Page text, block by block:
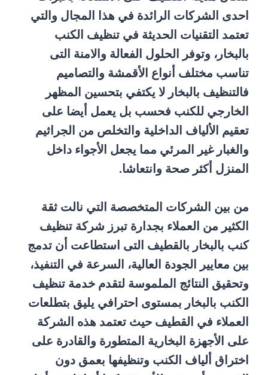
احدى الشركات الرائدة في هذا المجال والتي
تعتمد التقنيات الحديثة في تنظيف الكنب
بالبخار، وتوفر الحلول الفعالة والامنة التى
تناسب مختلف أنواع الأقمشة والتصاميم
فالتنظيف بالبخار لا يكتفي بتحسين المظهر
الخارجي للكنب فحسب بل يعمل أيضا على
تعقيم الألياف الداخلية والتخلص من الجراثيم
والغبار غير المرئي مما يجعل الأجواء داخل
المنزل أكثر صحة وانتعاشا.
من بين الشركات المتخصصة التي نالت ثقة
الكثير من العملاء بجدارة تبرز شركة تنظيف
كنب بالبخار بالقطيف التى استطاعت أن تدمج
بين معايير الجودة العالية، السرعة في التنفيذ،
وتحقيق النتائج الملموسة لتقدم خدمة تنظيف
الكنب بالبخار بمستوى احترافي يليق بتطلعات
العملاء في القطيف حيث تعتمد هذه الشركة
على الأجهزة البخارية المتطورة والقادرة على
اختراق ألياف الكنب وتنظيفها بعمق دون